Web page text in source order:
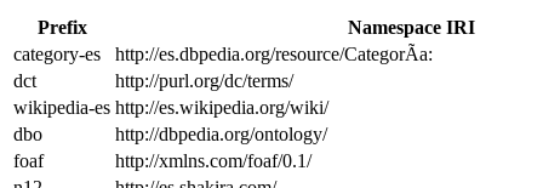
Prefix
Namespace IRI
category-es
http://es.dbpedia.org/resource/CategorÃ­a:
dct
http://purl.org/dc/terms/
wikipedia-es http://es.wikipedia.org/wiki/
dbo
http://dbpedia.org/ontology/
foaf
http://xmlns.com/foaf/0.1/